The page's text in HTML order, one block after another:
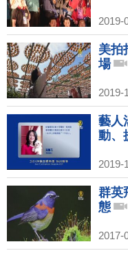
2019-
美拍
場
2019-
藝人
動、
2019-
群英
態
2017-